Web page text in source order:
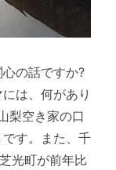
の話ですか?
は、何があり
梨空き家の口
す。また、千
光町が前年比